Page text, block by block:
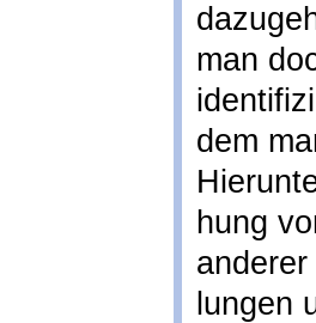
man
dem
hung
lungen